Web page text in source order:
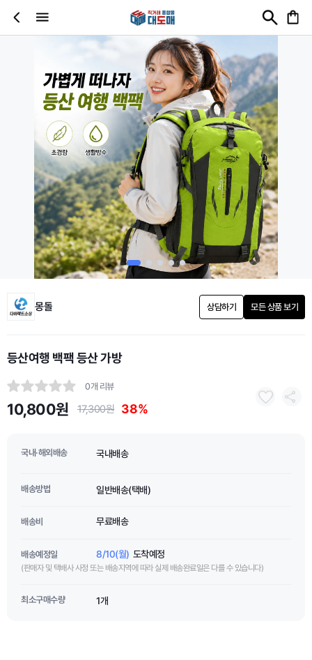
몽돌 상담하기 모든 상품 보기
등산여행 백팩 등산 가방
0개 리뷰
10,800원 17,300원 38%
국내·해외배송 국내배송
배송방법 일반배송(택배)
배송비 무료배송
배송예정일 8/10(월) 도착예정
(판매자 및 택배사 사정 또는 배송지역에 따라 실제 배송완료일은 다를 수 있습니다)
최소구매수량 1개